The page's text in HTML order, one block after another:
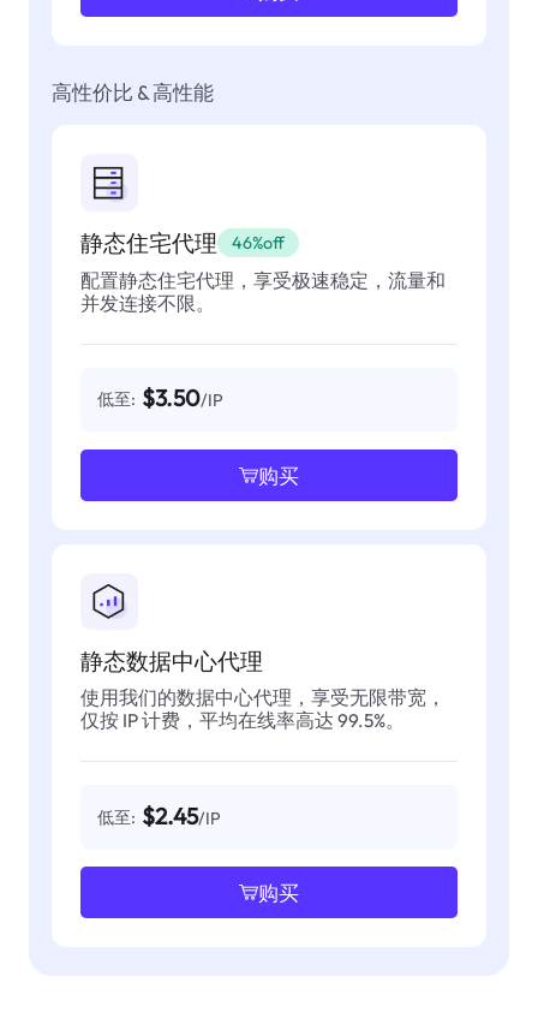
高性价比 & 高性能
静态住宅代理 46%off
配置静态住宅代理，享受极速稳定，流量和
并发连接不限。
低至: $3.50/IP
购买
静态数据中心代理
使用我们的数据中心代理，享受无限带宽，
仅按 IP 计费，平均在线率高达 99.5%。
低至: $2.45/IP
购买